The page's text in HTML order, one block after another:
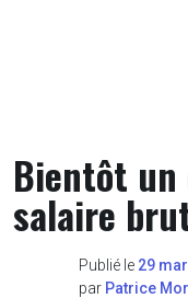
Bientôt
salaire
Publié le 29
par Patrice